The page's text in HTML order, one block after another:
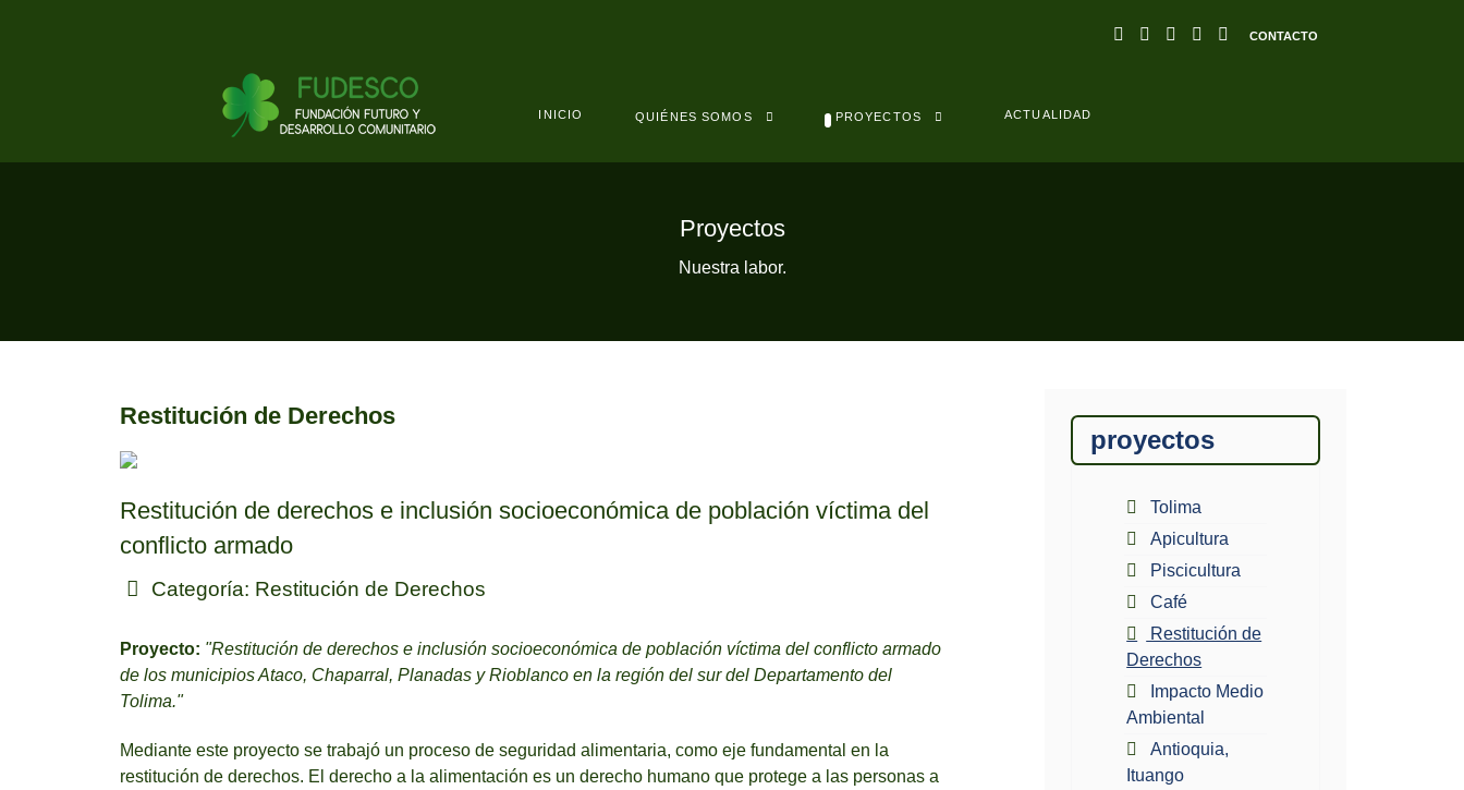
CONTACTO
INICIO QUIÉNES SOMOS PROYECTOS ACTUALIDAD
Proyectos
Nuestra labor.
Restitución de Derechos
Restitución de derechos e inclusión socioeconómica de población víctima del
conflicto armado
Categoría: Restitución de Derechos
Proyecto: "Restitución de derechos e inclusión socioeconómica de población víctima del conflicto armado
de los municipios Ataco, Chaparral, Planadas y Rioblanco en la región del sur del Departamento del
Tolima."
Mediante este proyecto se trabajó un proceso de seguridad alimentaria, como eje fundamental en la
restitución de derechos. El derecho a la alimentación es un derecho humano que protege a las personas a
proyectos
Tolima
Apicultura
Piscicultura
Café
Restitución de
Derechos
Impacto Medio
Ambiental
Antioquia,
Ituango